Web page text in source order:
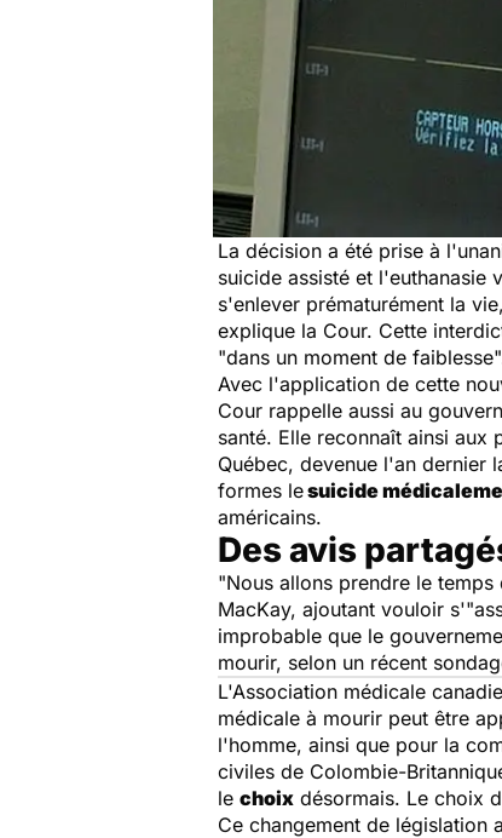
La décision a été prise à
suicide assisté et l'euthanasie
s'enlever prématurément la
explique la Cour. Cette
"dans un moment de faiblesse
Avec l'application de cette
Cour rappelle aussi au
santé. Elle reconnaît ainsi
Québec, devenue l'an dernier
formes lesuicide
américains.
Des avis
"Nous allons prendre le
MacKay, ajoutant vouloir s'"
improbable que le
mourir, selon un récent
L'Association médicale
médicale à mourir peut être
l'homme, ainsi que pour la
civiles de Colombie-
le choix désormais. Le choix
Ce changement de législation